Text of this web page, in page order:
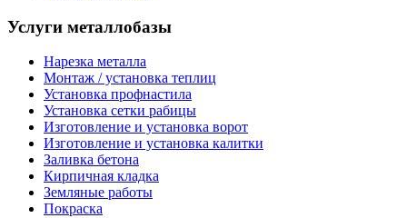
Услуги металлобазы
Нарезка металла
Монтаж / установка теплиц
Установка профнастила
Установка сетки рабицы
Изготовление и установка ворот
Изготовление и установка калитки
Заливка бетона
Кирпичная кладка
Земляные работы
Покраска